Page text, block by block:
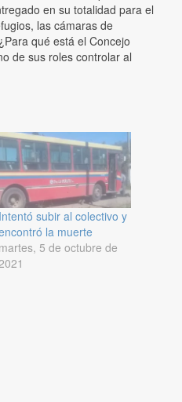
en su totalidad para el
las cámaras de
qué está el Concejo
de sus roles controlar al
Intentó subir al colectivo y
la muerte
martes, 5 de octubre de